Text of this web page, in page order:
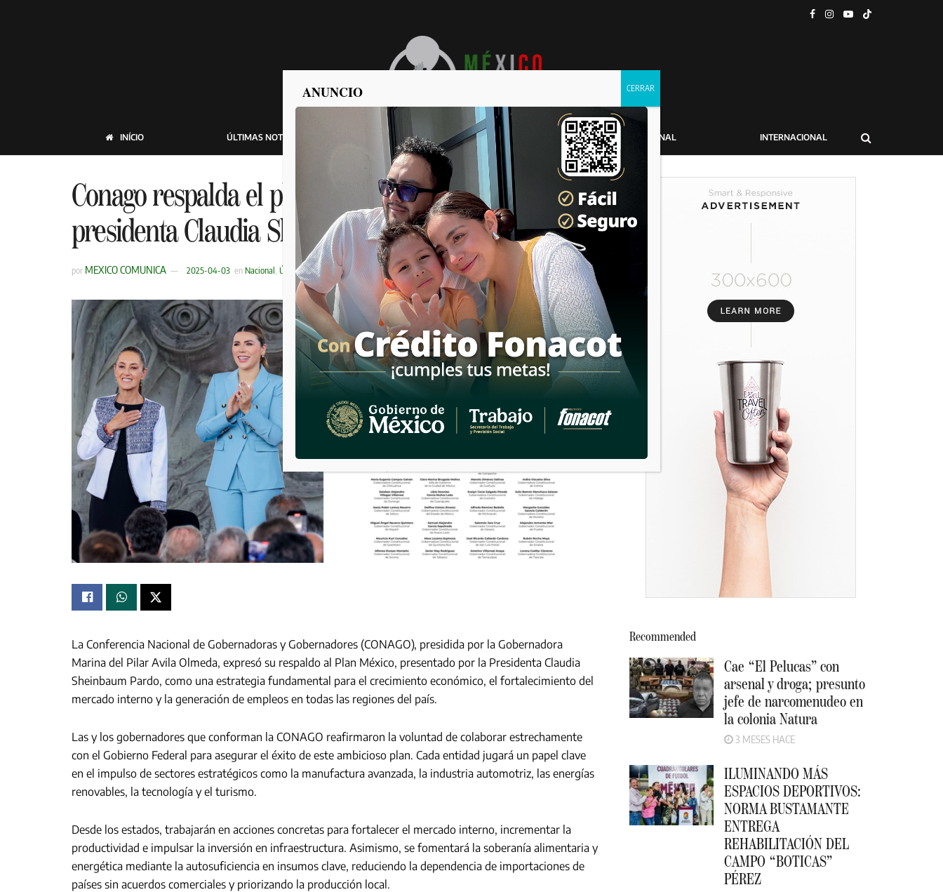
INÍCIO ÚLTIMAS NOTICIAS POLÍTICA POLICIACA NACIONAL INTERNACIONAL
Conago respalda el plan México presentado por la
presidenta Claudia Sheinbaum
por MEXICO COMUNICA 2025-04-03 en Nacional Últimas Noticias
La Conferencia Nacional de Gobernadoras y Gobernadores (CONAGO), presidida por la Gobernadora
Marina del Pilar Avila Olmeda, expresó su respaldo al Plan México, presentado por la Presidenta Claudia
Sheinbaum Pardo, como una estrategia fundamental para el crecimiento económico, el fortalecimiento del
mercado interno y la generación de empleos en todas las regiones del país.
Las y los gobernadores que conforman la CONAGO reafirmaron la voluntad de colaborar estrechamente
con el Gobierno Federal para asegurar el éxito de este ambicioso plan. Cada entidad jugará un papel clave
en el impulso de sectores estratégicos como la manufactura avanzada, la industria automotriz, las energías
renovables, la tecnología y el turismo.
Desde los estados, trabajarán en acciones concretas para fortalecer el mercado interno, incrementar la
productividad e impulsar la inversión en infraestructura. Asimismo, se fomentará la soberanía alimentaria y
energética mediante la autosuficiencia en insumos clave, reduciendo la dependencia de importaciones de
países sin acuerdos comerciales y priorizando la producción local.
Recommended
Cae “El Pelucas” con
arsenal y droga; presunto
jefe de narcomenudeo en
la colonia Natura
3 MESES HACE
ILUMINANDO MÁS
ESPACIOS DEPORTIVOS:
NORMA BUSTAMANTE
ENTREGA
REHABILITACIÓN DEL
CAMPO “BOTICAS”
PÉREZ
ANUNCIO